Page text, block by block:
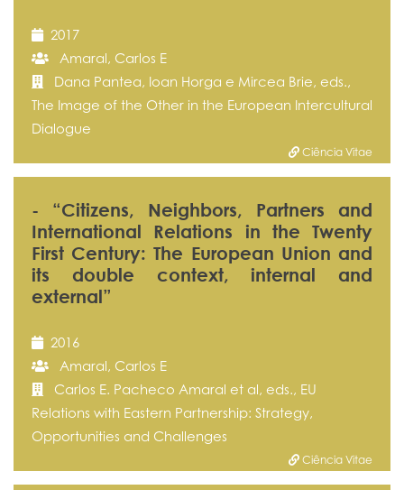
2017
Amaral, Carlos E
Dana Pantea, Ioan Horga e Mircea Brie, eds.,
The Image of the Other in the European Intercultural
Dialogue
Ciência Vitae
- “Citizens, Neighbors, Partners and
International Relations in the Twenty
First Century: The European Union and
its double context, internal and
external”
2016
Amaral, Carlos E
Carlos E. Pacheco Amaral et al, eds., EU
Relations with Eastern Partnership: Strategy,
Opportunities and Challenges
Ciência Vitae